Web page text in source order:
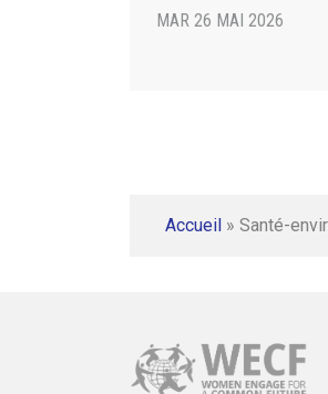
MAR 26 MAI 2026
Accueil » Santé-